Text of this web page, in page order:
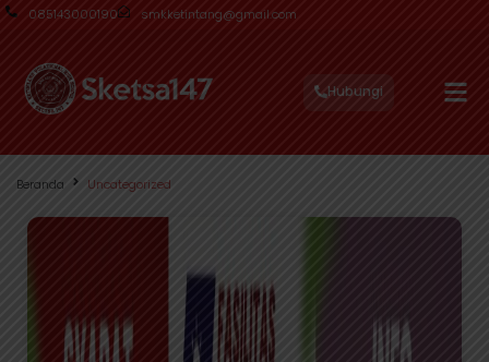
085143000190 smkketintang@gmail.com
Hubungi
Beranda Uncategorized